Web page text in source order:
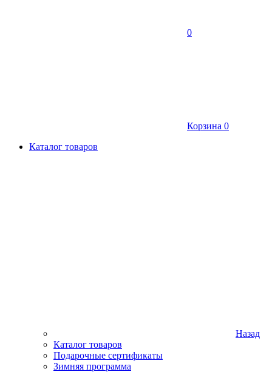
0
Корзина 0
Каталог товаров
Назад
Каталог товаров
Подарочные сертификаты
Зимняя программа